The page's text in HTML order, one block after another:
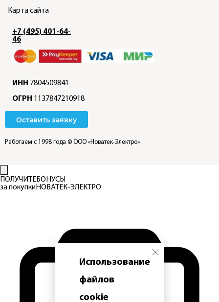
Карта сайта
+7 (495) 401-64-
46
ИНН 7804509841
ОГРН 1137847210918
Оставить заявку
Работаем с 1998 года © ООО «Новатек-Электро»
Использование
файлов
cookie
ПОЛУЧИТЕБОНУСЫ
за покупкиНОВАТЕК-ЭЛЕКТРО